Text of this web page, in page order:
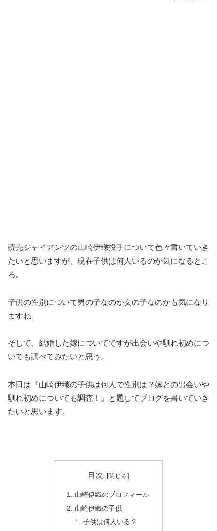
読売ジャイアンツの山崎伊織投手について色々書いていき
たいと思いますが、現在子供は何人いるのか気になるとこ
ろ。
子供の性別について男の子なのか女の子なのかも気になり
ますね。
そして、結婚した嫁についてですが出会いや馴れ初めにつ
いても調べてみたいと思う。
本日は『山崎伊織の子供は何人で性別は？嫁との出会いや
馴れ初めについても調査！』と題してブログを書いていき
たいと思います。
目次
山崎伊織のプロフィール
山崎伊織の子供
子供は何人いる？